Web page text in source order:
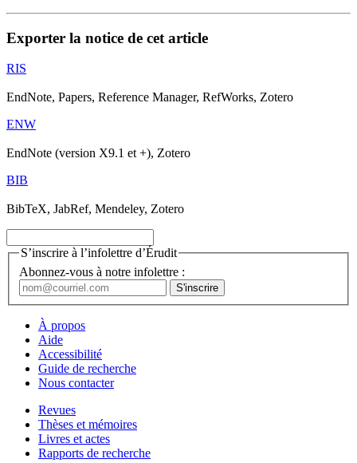
Exporter la notice de cet article
RIS
EndNote, Papers, Reference Manager, RefWorks, Zotero
ENW
EndNote (version X9.1 et +), Zotero
BIB
BibTeX, JabRef, Mendeley, Zotero
S’inscrire à l’infolettre d’Érudit
Abonnez-vous à notre infolettre :
À propos
Aide
Accessibilité
Guide de recherche
Nous contacter
Revues
Thèses et mémoires
Livres et actes
Rapports de recherche